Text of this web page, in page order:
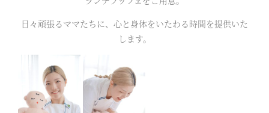
日々頑張るママたちに、心と身体をいたわる時間を提供いた
します。